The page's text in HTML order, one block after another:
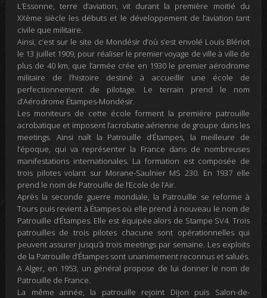
L’Essonne, terre d’aviation, vit durant la première moitié du
XXème siècle les débuts et le développement de l’aviation tant
civile que militaire.
Ainsi, c’est sur le site de Mondésir d’où s’est envolé Louis Blériot
le 13 juillet 1909, pour réaliser le premier voyage de ville à ville de
plus de 40 km, que l’armée crée en 1930 le premier aérodrome
militaire de l’histoire destiné à accueillir une école de
perfectionnement de pilotage. Le terrain prend le nom
d’Aérodrome Étampes-Mondésir.
Les moniteurs de cette école forment la première patrouille
acrobatique et imposent l’acrobatie aérienne de groupe dans les
meetings. Ainsi naît la Patrouille d’Étampes, la meilleure de
l’époque, qui va représenter la France dans de nombreuses
manifestations internationales. La formation est composée de
trois pilotes volant sur Morane-Saulnier MS 230. En 1937 elle
prend le nom de Patrouille de l’Ecole de l’Air.
Après la seconde guerre mondiale, la Patrouille se reforme à
Tours puis revient à Étampes où elle prend à nouveau le nom de
Patrouille d’Étampes. Elle est équipée alors de Stampe SV4. Trois
patrouilles de trois pilotes chacune sont opérationnelles qui
peuvent assurer jusqu’à trois meetings par semaine. Les exploits
de la Patrouille d’Étampes sont unanimement reconnus et salués.
A Alger, en 1953, un général propose de lui donner le nom de
Patrouille de France.
La même année, la patrouille rejoint Dijon puis Salon-de-